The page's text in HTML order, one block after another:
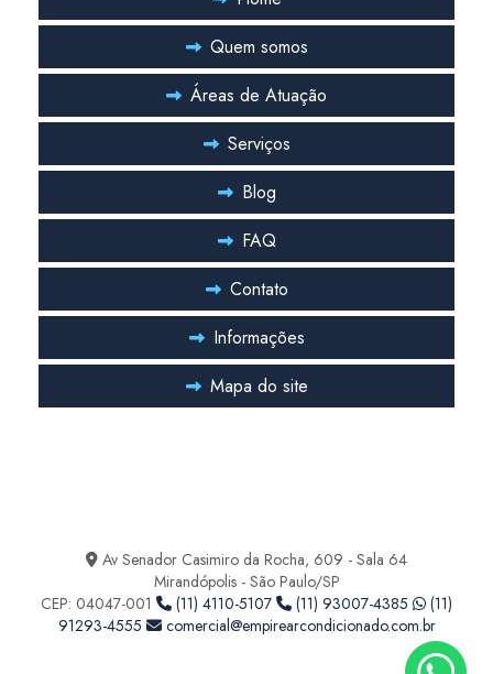
Quem somos
Áreas de Atuação
Serviços
Blog
FAQ
Contato
Informações
Mapa do site
Av Senador Casimiro da Rocha, 609 - Sala 64
Mirandópolis - São Paulo/SP
CEP: 04047-001
(11) 4110-5107 (11) 93007-4385
(11)
91293-4555
comercial@empirearcondicionado.com.br